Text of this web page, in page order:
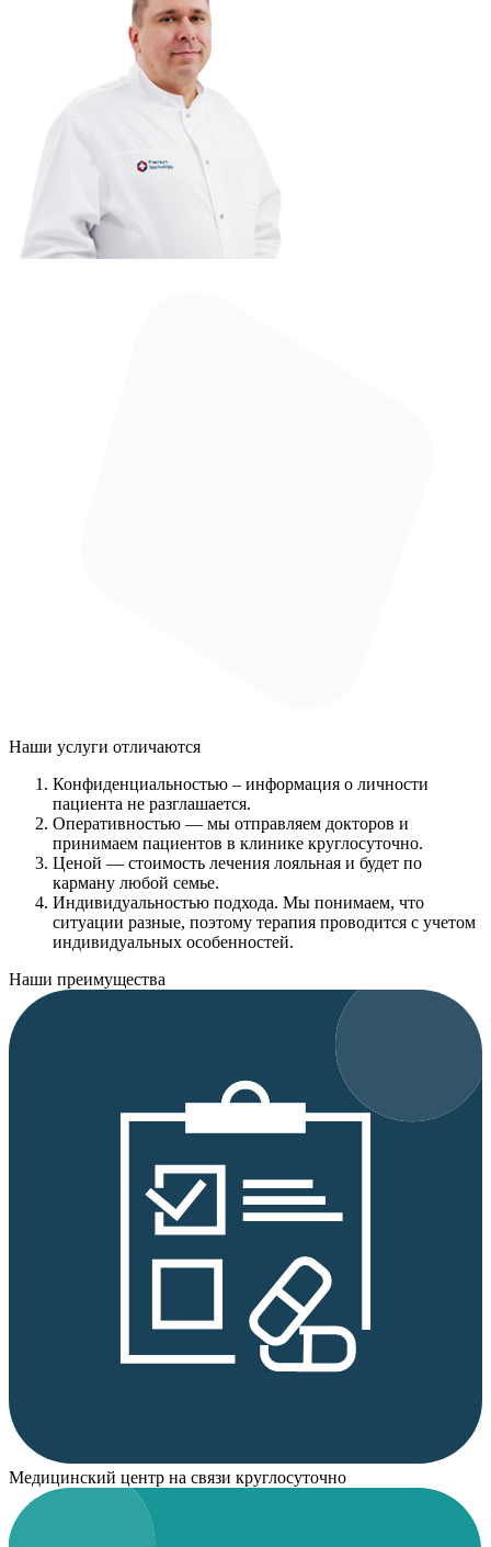
Наши услуги отличаются
Конфиденциальностью – информация о личности
пациента не разглашается.
Оперативностью — мы отправляем докторов и
принимаем пациентов в клинике круглосуточно.
Ценой — стоимость лечения лояльная и будет по
карману любой семье.
Индивидуальностью подхода. Мы понимаем, что
ситуации разные, поэтому терапия проводится с учетом
индивидуальных особенностей.
Наши преимущества
Медицинский центр на связи круглосуточно